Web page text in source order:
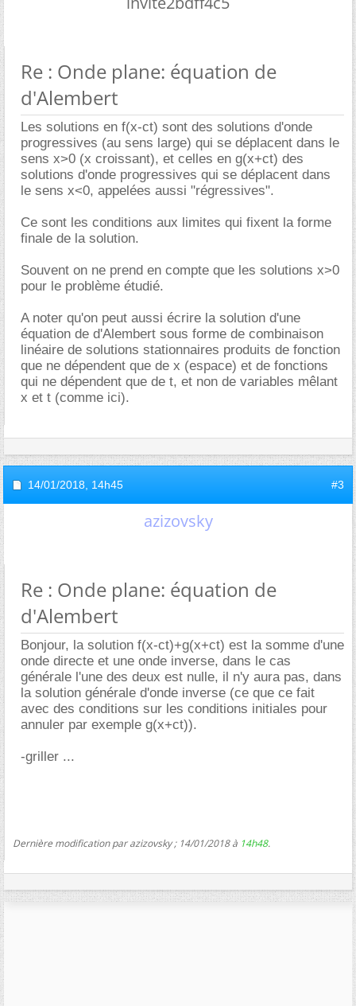
Re : Onde plane: équation de
d'Alembert
Les solutions en f(x-ct) sont des solutions d'onde
progressives (au sens large) qui se déplacent dans le
sens x>0 (x croissant), et celles en g(x+ct) des
solutions d'onde progressives qui se déplacent dans
le sens x<0, appelées aussi "régressives".
Ce sont les conditions aux limites qui fixent la forme
finale de la solution.
Souvent on ne prend en compte que les solutions x>0
pour le problème étudié.
A noter qu'on peut aussi écrire la solution d'une
équation de d'Alembert sous forme de combinaison
linéaire de solutions stationnaires produits de fonction
que ne dépendent que de x (espace) et de fonctions
qui ne dépendent que de t, et non de variables mêlant
x et t (comme ici).
14/01/2018, 14h45 #3
azizovsky
Re : Onde plane: équation de
d'Alembert
Bonjour, la solution f(x-ct)+g(x+ct) est la somme d'une
onde directe et une onde inverse, dans le cas
générale l'une des deux est nulle, il n'y aura pas, dans
la solution générale d'onde inverse (ce que ce fait
avec des conditions sur les conditions initiales pour
annuler par exemple g(x+ct)).
-griller ...
Dernière modification par azizovsky ; 14/01/2018 à 14h48.